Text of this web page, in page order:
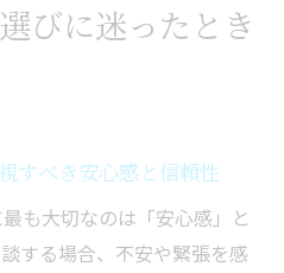
料金相場を知り納得の選
極めるコツ
相談内容と相性を見極め
びに迷ったとき
すべき安心感と信頼性
も大切なのは「安心感」と
する場合、不安や緊張を感